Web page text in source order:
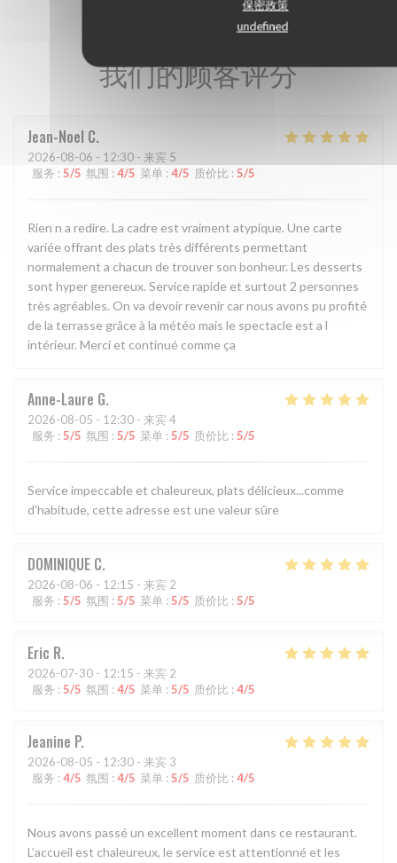
保密政策
undefined
我们的顾客评分
Jean-Noel C
2026-08-06 - 12:30 - 来宾 5
服务 : 5/5 氛围 :4/5 菜单 : 4/5 质价比 : 5/5
Rien n a redire. La cadre est vraiment atypique. Une carte
variée offrant des plats très différents permettant
normalement a chacun de trouver son bonheur. Les desserts
sont hyper genereux. Service rapide et surtout 2 personnes
très agréables. On va devoir revenir car nous avons pu profité
de la terrasse grâce à la météo mais le spectacle est a l
intérieur. Merci et continué comme ça
Anne-Laure G
2026-08-05 - 12:30 - 来宾 4
服务 : 5/5 氛围 : 5/5 菜单 : 5/5 质价比 : 5/5
Service impeccable et chaleureux, plats délicieux...comme
d'habitude, cette adresse est une valeur sûre
DOMINIQUE C
2026-08-06 - 12:15 - 来宾 2
服务 : 5/5 氛围 : 5/5 菜单 : 5/5 质价比 : 5/5
Eric R
2026-07-30 - 12:15 - 来宾 2
服务 : 5/5 氛围 : 4/5 菜单 : 5/5 质价比 : 4/5
Jeanine P
2026-08-05 - 12:30 - 来宾 3
服务 : 4/5 氛围 : 4/5 菜单 : 5/5 质价比 : 4/5
Nous avons passé un excellent moment dans ce restaurant.
L’accueil est chaleureux, le service est attentionné et les